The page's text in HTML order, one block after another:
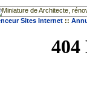
Sites Internet ::